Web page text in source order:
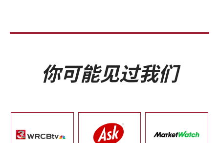
你可能见过我们